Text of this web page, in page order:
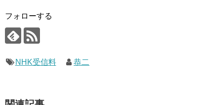
フォローする
NHK受信料 恭二